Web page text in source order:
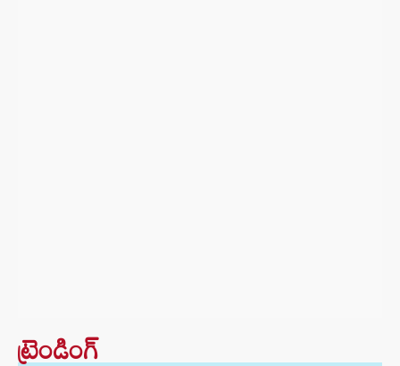
ట్రెండింగ్‌